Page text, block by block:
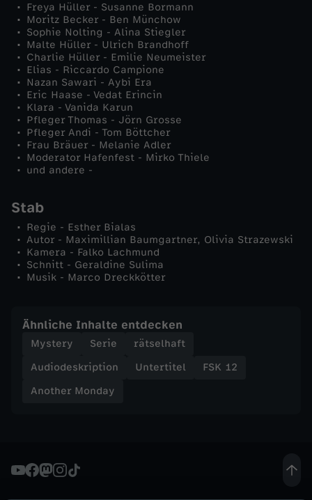
Freya Hüller - Susanne Bormann
Moritz Becker - Ben Münchow
Sophie Nolting - Alina Stiegler
Malte Hüller - Ulrich Brandhoff
Charlie Hüller - Emilie Neumeister
Elias - Riccardo Campione
Nazan Sawari - Aybi Era
Eric Haase - Vedat Erincin
Klara - Vanida Karun
Pfleger Thomas - Jörn Grosse
Pfleger Andi - Tom Böttcher
Frau Bräuer - Melanie Adler
Moderator Hafenfest - Mirko Thiele
und andere -
Stab
Regie - Esther Bialas
Autor - Maximillian Baumgartner, Olivia Strazewski
Kamera - Falko Lachmund
Schnitt - Geraldine Sulima
Musik - Marco Dreckkötter
Ähnliche Inhalte entdecken
Mystery Serie
rätselhaft
Audiodeskription
Untertitel
FSK 12
Another Monday